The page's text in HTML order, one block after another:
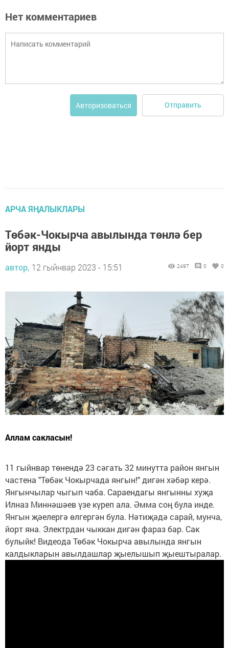
Нет комментариев
Авторизоваться Отправить
АРЧА ЯҢАЛЫКЛАРЫ
Төбәк-Чокырча авылында төнлә бер
йорт янды
автор, 12 гыйнвар 2023 - 15:51 2497 0 0
Аллам сакласын!
11 гыйнвар төнендә 23 сәгать 32 минутта район янгын
частена "Төбәк Чокырчада янгын!" дигән хәбәр керә.
Янгынчылар чыгып чаба. Сараендагы янгынны хуҗа
Илназ Миннәшәев үзе күреп ала. Әмма соң була инде.
Янгын җәелергә өлгергән була. Нәтиҗәдә сарай, мунча,
йорт яна. Электрдан чыккан дигән фараз бар. Сак
булыйк! Видеода Төбәк Чокырча авылында янгын
калдыкларын авылдашлар җыелышып җыештыралар.